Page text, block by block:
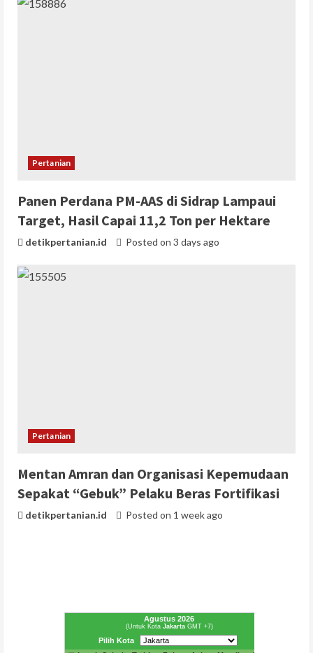
Pertanian
Panen Perdana PM-AAS di Sidrap Lampaui
Target, Hasil Capai 11,2 Ton per Hektare
detikpertanian.id Posted on 3 days ago
Pertanian
Mentan Amran dan Organisasi Kepemudaan
Sepakat “Gebuk” Pelaku Beras Fortifikasi
detikpertanian.id Posted on 1 week ago